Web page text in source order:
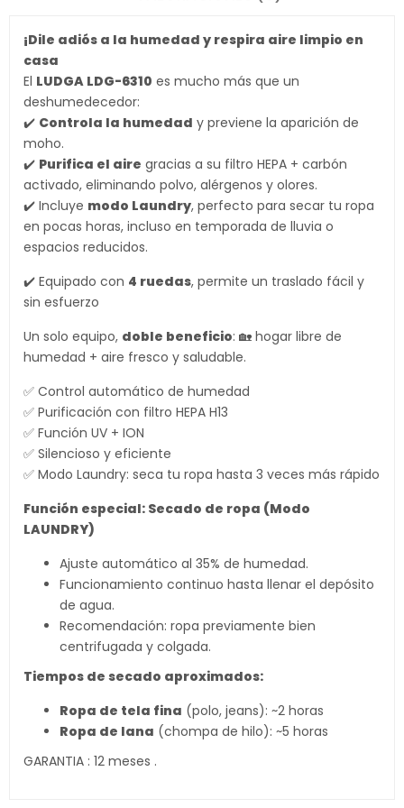
¡Dile adiós a la humedad y respira aire limpio en
casa
El LUDGA LDG-6310 es mucho más que un
deshumedecedor:
✔️ Controla la humedad y previene la aparición de
moho.
✔️ Purifica el aire gracias a su filtro HEPA + carbón
activado, eliminando polvo, alérgenos y olores.
✔️ Incluye modo Laundry, perfecto para secar tu ropa
en pocas horas, incluso en temporada de lluvia o
espacios reducidos.
✔️ Equipado con 4 ruedas, permite un traslado fácil y
sin esfuerzo
Un solo equipo, doble beneficio: 🏡 hogar libre de
humedad + aire fresco y saludable.
✅ Control automático de humedad
✅ Purificación con filtro HEPA H13
✅ Función UV + ION
✅ Silencioso y eficiente
✅ Modo Laundry: seca tu ropa hasta 3 veces más rápido
Función especial: Secado de ropa (Modo
LAUNDRY)
Ajuste automático al 35% de humedad.
Funcionamiento continuo hasta llenar el depósito
de agua.
Recomendación: ropa previamente bien
centrifugada y colgada.
Tiempos de secado aproximados:
Ropa de tela fina (polo, jeans): ~2 horas
Ropa de lana (chompa de hilo): ~5 horas
GARANTIA : 12 meses .